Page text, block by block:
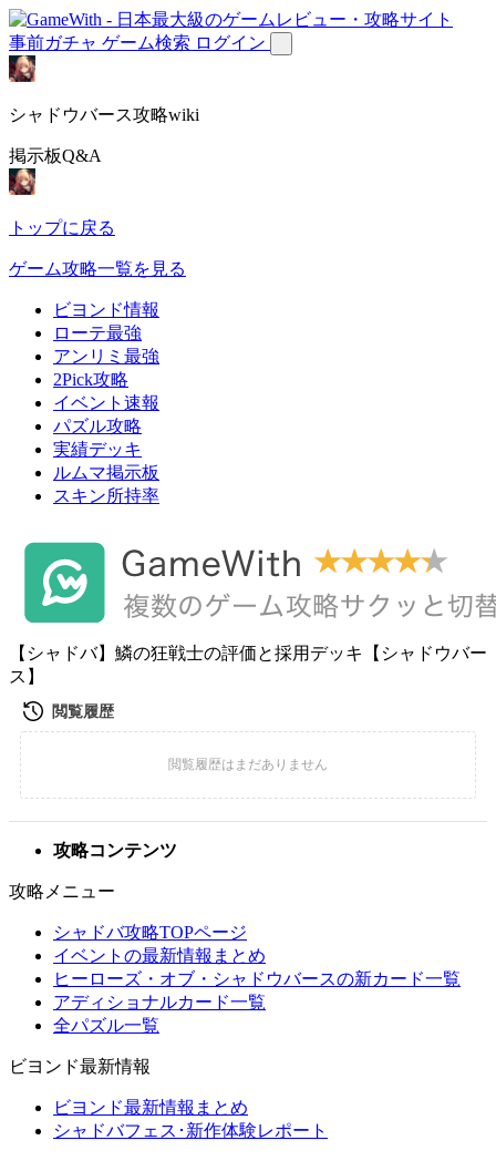
事前ガチャ ゲーム検索 ログイン
シャドウバース攻略wiki
掲示板Q&A
トップに戻る
ゲーム攻略一覧を見る
ビヨンド情報
ローテ最強
アンリミ最強
2Pick攻略
イベント速報
パズル攻略
実績デッキ
ルムマ掲示板
スキン所持率
【シャドバ】鱗の狂戦士の評価と採用デッキ【シャドウバー
ス】
攻略コンテンツ
攻略メニュー
シャドバ攻略TOPページ
イベントの最新情報まとめ
ヒーローズ・オブ・シャドウバースの新カード一覧
アディショナルカード一覧
全パズル一覧
ビヨンド最新情報
ビヨンド最新情報まとめ
シャドバフェス･新作体験レポート